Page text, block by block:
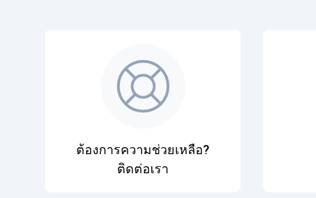
ต้องการความช่วยเหลือ?
ติดต่อเรา